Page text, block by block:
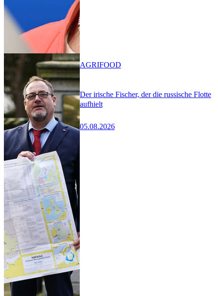
Der irische Fischer, der die russische Flotte
aufhielt
05.08.2026
AGRIFOOD